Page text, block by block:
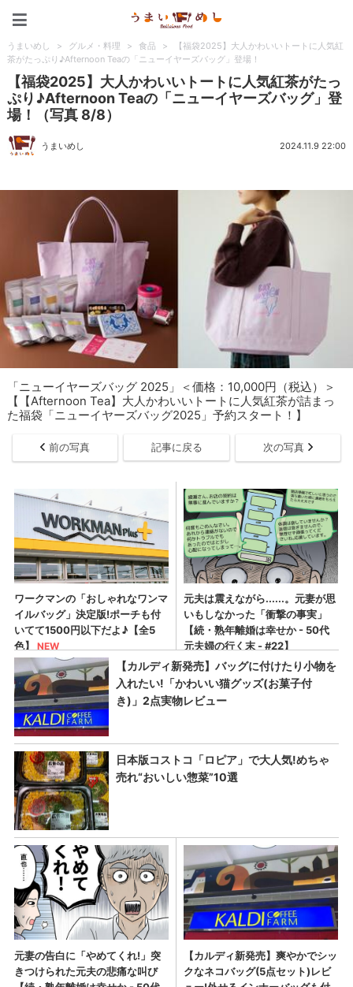
うまいめし > グルメ・料理 > 食品 >
【福袋2025】大人かわいいトートに人気紅
茶がたっぷり♪Afternoon Teaの「ニューイヤーズバッグ」登場！
【福袋2025】大人かわいいトートに人気紅茶がたっ
ぷり♪Afternoon Teaの「ニューイヤーズバッグ」登
場！（写真 8/8）
うまいめし 2024.11.9 22:00
「ニューイヤーズバッグ 2025」＜価格：10,000円（税込）＞
【【Afternoon Tea】大人かわいいトートに人気紅茶が詰まっ
た福袋「ニューイヤーズバッグ2025」予約スタート！】
前の写真 記事に戻る 次の写真